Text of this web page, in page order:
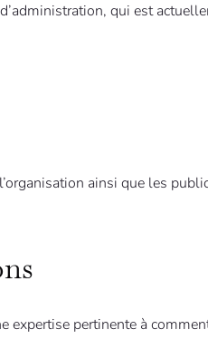
qui est
ainsi que les
expertise pertinente à